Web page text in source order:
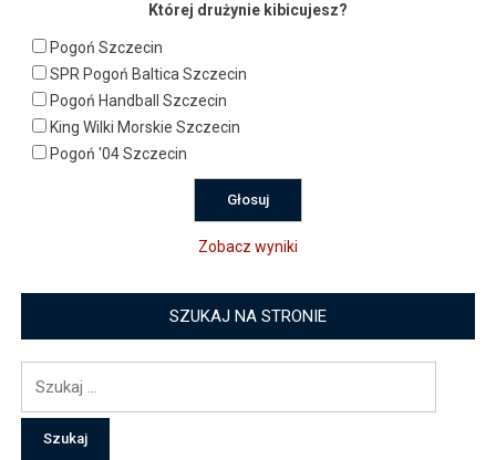
Której drużynie kibicujesz?
Pogoń Szczecin
SPR Pogoń Baltica Szczecin
Pogoń Handball Szczecin
King Wilki Morskie Szczecin
Pogoń '04 Szczecin
Zobacz wyniki
SZUKAJ NA STRONIE